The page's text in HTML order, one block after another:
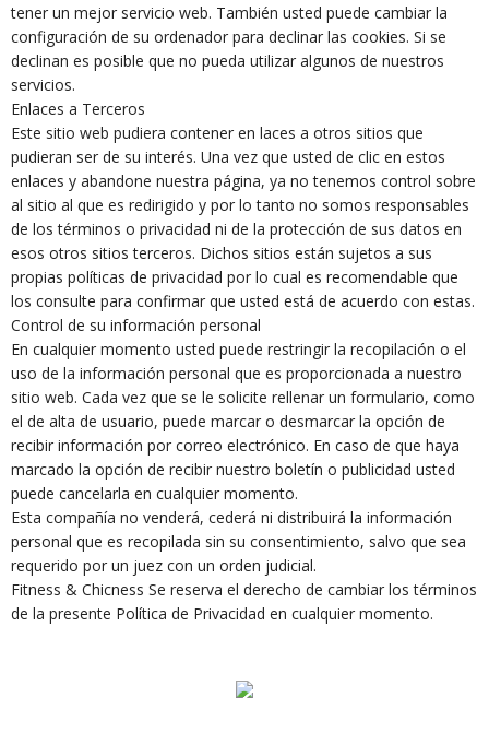
tener un mejor servicio web. También usted puede cambiar la
configuración de su ordenador para declinar las cookies. Si se
declinan es posible que no pueda utilizar algunos de nuestros
servicios.
Enlaces a Terceros
Este sitio web pudiera contener en laces a otros sitios que
pudieran ser de su interés. Una vez que usted de clic en estos
enlaces y abandone nuestra página, ya no tenemos control sobre
al sitio al que es redirigido y por lo tanto no somos responsables
de los términos o privacidad ni de la protección de sus datos en
esos otros sitios terceros. Dichos sitios están sujetos a sus
propias políticas de privacidad por lo cual es recomendable que
los consulte para confirmar que usted está de acuerdo con estas.
Control de su información personal
En cualquier momento usted puede restringir la recopilación o el
uso de la información personal que es proporcionada a nuestro
sitio web. Cada vez que se le solicite rellenar un formulario, como
el de alta de usuario, puede marcar o desmarcar la opción de
recibir información por correo electrónico. En caso de que haya
marcado la opción de recibir nuestro boletín o publicidad usted
puede cancelarla en cualquier momento.
Esta compañía no venderá, cederá ni distribuirá la información
personal que es recopilada sin su consentimiento, salvo que sea
requerido por un juez con un orden judicial.
Fitness & Chicness Se reserva el derecho de cambiar los términos
de la presente Política de Privacidad en cualquier momento.